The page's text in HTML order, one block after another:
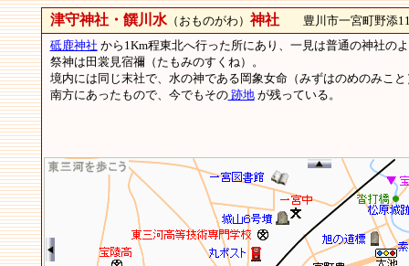
津守神社・饌川水（おものがわ）神社豊川市一宮町野添
砥鹿神社 から1Km程東北へ行った所にあり、一見は普通の神社の
祭神は田裳見宿禰（たもみのすくね）。
境内には同じ末社で、水の神である岡象女命（みずはのめのみこ
南方にあったもので、今でもその跡地が残っている。